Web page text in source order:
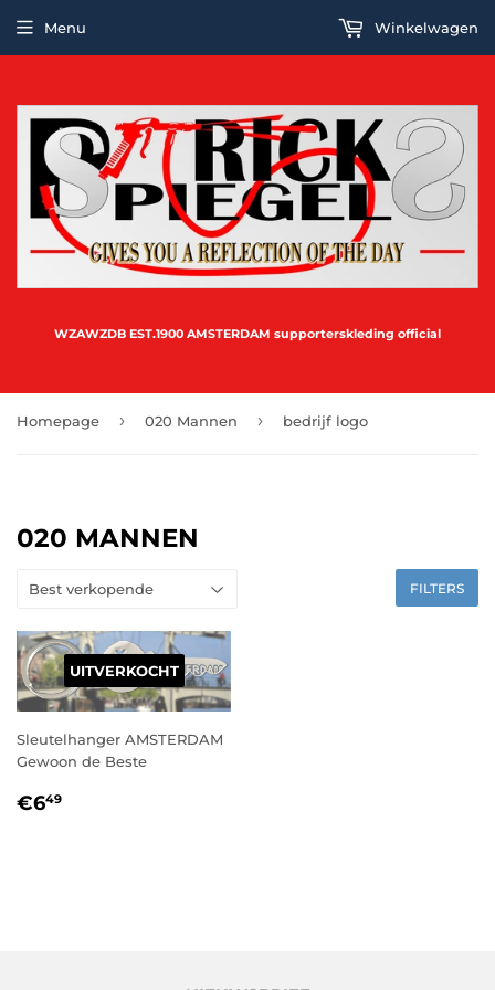
WZAWZDB EST.1900 AMSTERDAM supporterskleding official
Menu Winkelwagen
Homepage › 020 Mannen › bedrijf logo
020 MANNEN
FILTERS
UITVERKOCHT
Sleutelhanger AMSTERDAM
Gewoon de Beste
NORMALE
€649